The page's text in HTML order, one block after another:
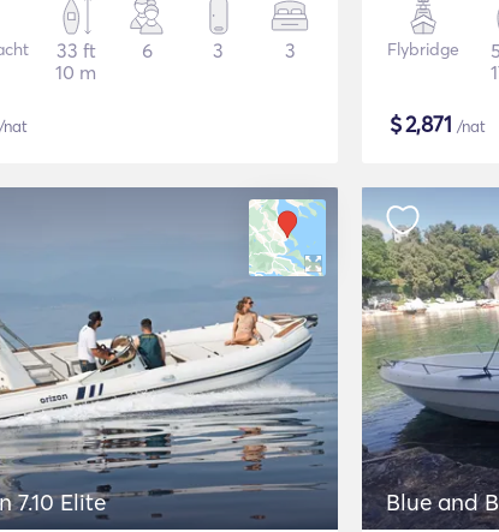
33 ft
10 m
6 3 3 Flybridge
$2,871 /nat
7.10 Elite Blue and